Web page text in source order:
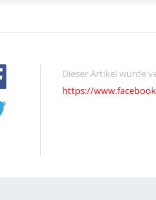
Dieser Artikel wurde
https://